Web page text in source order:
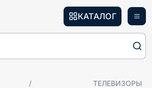
КАТАЛОГ
/ ТЕЛЕВИЗОРЫ